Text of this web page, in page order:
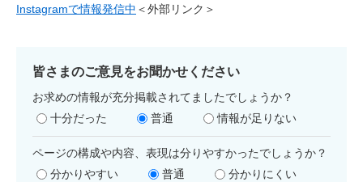
Instagramで情報発信中 ＜外部リンク＞
皆さまのご意見をお聞かせください
お求めの情報が充分掲載されてましたでしょうか？
十分だった
普通 情報が足りない
ページの構成や内容、表現は分りやすかったでしょうか？
分かりやすい
普通 分かりにくい